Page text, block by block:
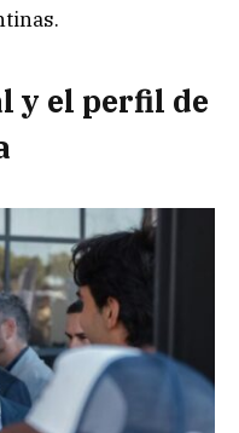
y el perfil de